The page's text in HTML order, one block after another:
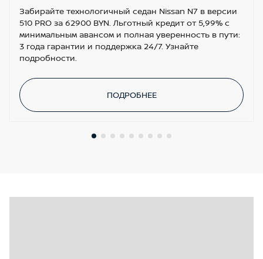
Забирайте технологичный седан Nissan N7 в версии
510 PRO за 62900 BYN. Льготный кредит от 5,99% с
минимальным авансом и полная уверенность в пути:
3 года гарантии и поддержка 24/7. Узнайте
подробности.
ПОДРОБНЕЕ